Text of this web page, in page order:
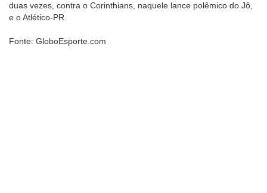
duas vezes, contra o Corinthians, naquele lance polêmico do Jô,
e o Atlético-PR.
Fonte: GloboEsporte.com